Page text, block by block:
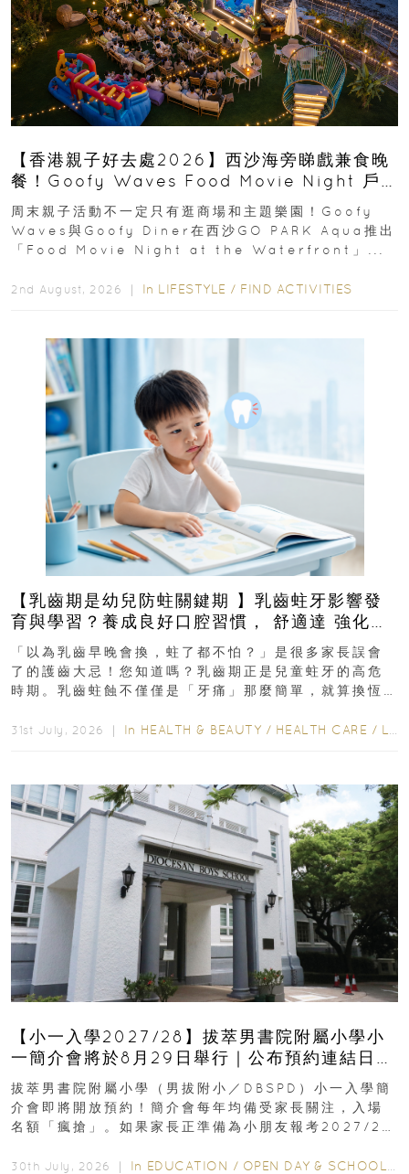
【香港親子好去處2026】西沙海旁睇戲兼食晚
餐！Goofy Waves Food Movie Night 戶
外影院逢週末登場
周末親子活動不一定只有逛商場和主題樂園！Goofy
Waves與Goofy Diner在西沙GO PARK Aqua推出
「Food Movie Night at the Waterfront」...
2nd August, 2026 ｜ In LIFESTYLE / FIND ACTIVITIES
【乳齒期是幼兒防蛀關鍵期 】乳齒蛀牙影響發
育與學習？養成良好口腔習慣， 舒適達 強化琺
瑯質 兒童牙膏防護指南
「以為乳齒早晚會換，蛀了都不怕？」是很多家長誤會
了的護齒大忌！您知道嗎？乳齒期正是兒童蛀牙的高危
時期。乳齒蛀蝕不僅僅是「牙痛」那麼簡單，就算換恆
31st July, 2026 ｜ In HEALTH & BEAUTY / HEALTH CARE / LIFESTYLE
【小一入學2027/28】拔萃男書院附屬小學小
一簡介會將於8月29日舉行｜公布預約連結日期
｜更設有網上重溫
拔萃男書院附屬小學（男拔附小／DBSPD）小一入學簡
介會即將開放預約！簡介會每年均備受家長關注，入場
名額「瘋搶」。如果家長正準備為小朋友報考2027/28
30th July, 2026 ｜ In EDUCATION / OPEN DAY & SCHOOL EVENTS